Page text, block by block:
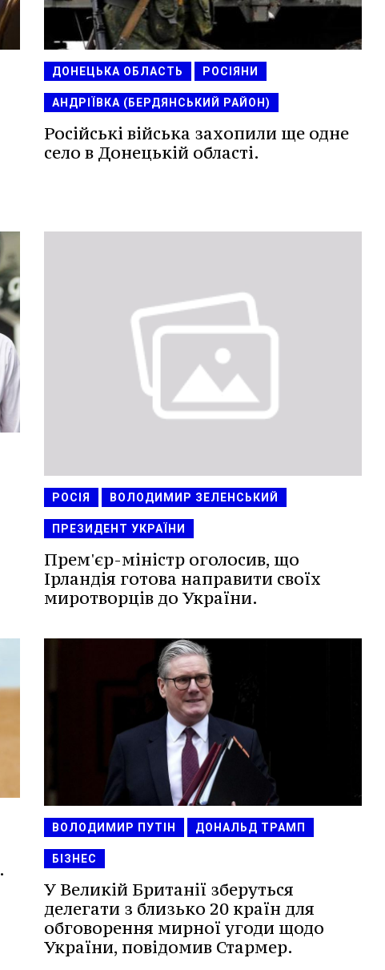
ДОНЕЦЬКА ОБЛАСТЬ РОСІЯНИ
АНДРІЇВКА (БЕРДЯНСЬКИЙ РАЙОН)
Російські війська захопили ще одне
село в Донецькій області.
РОСІЯ ВОЛОДИМИР ЗЕЛЕНСЬКИЙ
ПРЕЗИДЕНТ УКРАЇНИ
Прем'єр-міністр оголосив, що
Ірландія готова направити своїх
миротворців до України.
ВОЛОДИМИР ПУТІН ДОНАЛЬД ТРАМП
БІЗНЕС
У Великій Британії зберуться
делегати з близько 20 країн для
обговорення мирної угоди щодо
України, повідомив Стармер.